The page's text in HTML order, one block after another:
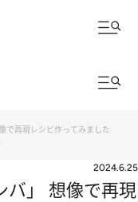
で再現レシピ作ってみました
2024.6.25
バ」 想像で再現